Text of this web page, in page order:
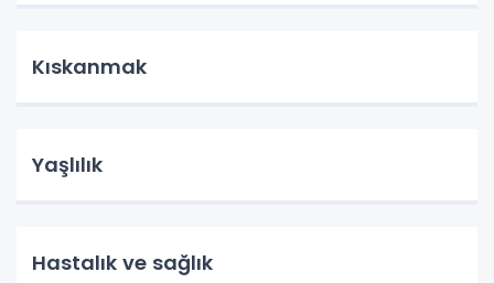
Kıskanmak
Yaşlılık
Hastalık ve sağlık